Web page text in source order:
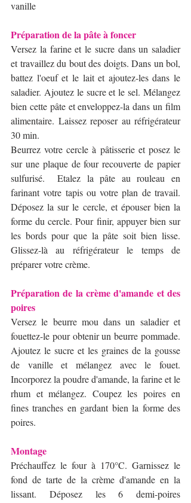
vanille
Préparation de la pâte à foncer
Versez la farine et le sucre dans un saladier
et travaillez du bout des doigts. Dans un bol,
battez l'oeuf et le lait et ajoutez-les dans le
saladier. Ajoutez le sucre et le sel. Mélangez
bien cette pâte et enveloppez-la dans un film
alimentaire. Laissez reposer au réfrigérateur
30 min.
Beurrez votre cercle à pâtisserie et posez le
sur une plaque de four recouverte de papier
sulfurisé.  Etalez la pâte au rouleau en
farinant votre tapis ou votre plan de travail.
Déposez la sur le cercle, et épouser bien la
forme du cercle. Pour finir, appuyer bien sur
les bords pour que la pâte soit bien lisse.
Glissez-là au réfrigérateur le temps de
préparer votre crème.
Préparation de la crème d'amande et des
poires
Versez le beurre mou dans un saladier et
fouettez-le pour obtenir un beurre pommade.
Ajoutez le sucre et les graines de la gousse
de vanille et mélangez avec le fouet.
Incorporez la poudre d'amande, la farine et le
rhum et mélangez. Coupez les poires en
fines tranches en gardant bien la forme des
poires.
Montage
Préchauffez le four à 170°C. Garnissez le
fond de tarte de la crème d'amande en la
lissant. Déposez les 6 demi-poires